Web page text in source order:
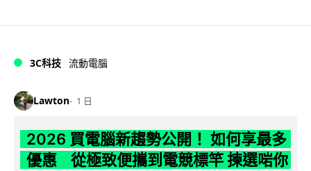
3C科技 流動電腦
Lawton 1 日
2026 買電腦新趨勢公開！ 如何享最多
優惠 從極致便攜到電競標竿 揀選啱你